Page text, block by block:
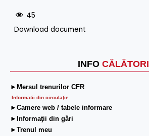
INFO CĂLĂTORI
►Mersul trenurilor CFR
Informatii din circulaţie
►Camere web / tabele informare
►Informaţii din gări
►Trenul meu
45
Download document